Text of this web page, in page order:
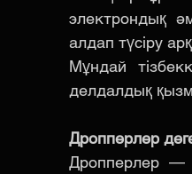
электрондық
алдап түсіру
Мұндай
делдалдық
Дропперлер
Дропперлер —